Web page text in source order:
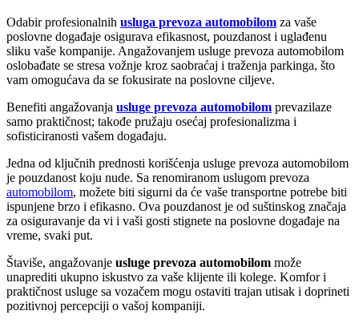
Odabir profesionalnih usluga prevoza automobilom za vaše
poslovne događaje osigurava efikasnost, pouzdanost i uglađenu
sliku vaše kompanije. Angažovanjem usluge prevoza automobilom
oslobađate se stresa vožnje kroz saobraćaj i traženja parkinga, što
vam omogućava da se fokusirate na poslovne ciljeve.
Benefiti angažovanja usluge prevoza automobilom prevazilaze
samo praktičnost; takođe pružaju osećaj profesionalizma i
sofisticiranosti vašem događaju.
Jedna od ključnih prednosti korišćenja usluge prevoza automobilom
je pouzdanost koju nude. Sa renomiranom uslugom prevoza
automobilom, možete biti sigurni da će vaše transportne potrebe biti
ispunjene brzo i efikasno. Ova pouzdanost je od suštinskog značaja
za osiguravanje da vi i vaši gosti stignete na poslovne događaje na
vreme, svaki put.
Štaviše, angažovanje usluge prevoza automobilom može
unaprediti ukupno iskustvo za vaše klijente ili kolege. Komfor i
praktičnost usluge sa vozačem mogu ostaviti trajan utisak i doprineti
pozitivnoj percepciji o vašoj kompaniji.